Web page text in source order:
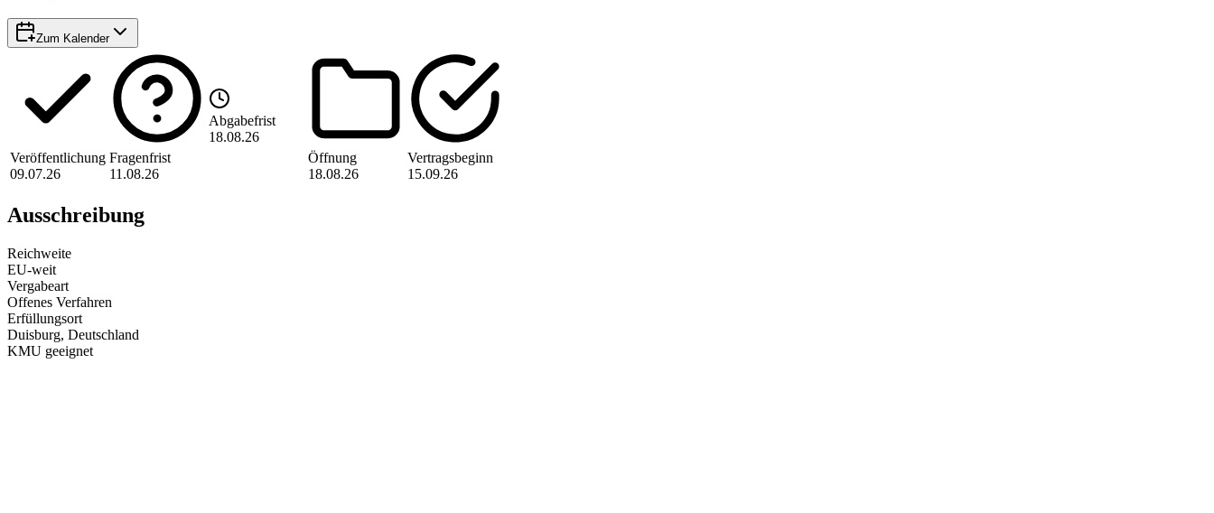
Zum Kalender
Veröffentlichung
09.07.26
Fragenfrist
11.08.26
Abgabefrist
18.08.26
Öffnung
18.08.26
Vertragsbeginn
15.09.26
Ausschreibung
Reichweite
EU-weit
Vergabeart
Offenes Verfahren
Erfüllungsort
Duisburg, Deutschland
KMU geeignet